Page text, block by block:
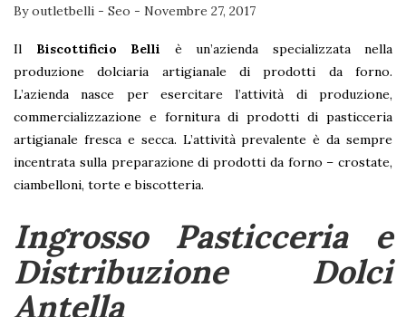
Byoutletbelli - Seo - Novembre 27, 2017
Il Biscottificio Belli è un’azienda specializzata nella
produzione dolciaria artigianale di prodotti da forno.
L’azienda nasce per esercitare l’attività di produzione,
commercializzazione e fornitura di prodotti di pasticceria
artigianale fresca e secca. L’attività prevalente è da sempre
incentrata sulla preparazione di prodotti da forno – crostate,
ciambelloni, torte e biscotteria.
Ingrosso Pasticceria e
Distribuzione Dolci
Antella